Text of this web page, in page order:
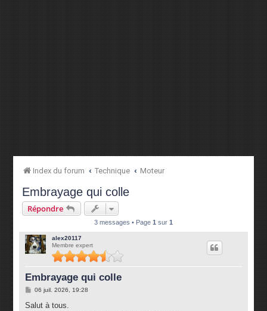
Index du forum Technique Moteur
Embrayage qui colle
Répondre
3 messages • Page 1 sur 1
alex20117
Membre expert
Embrayage qui colle
M
s
06 juil. 2026, 19:28
Salut à tous.